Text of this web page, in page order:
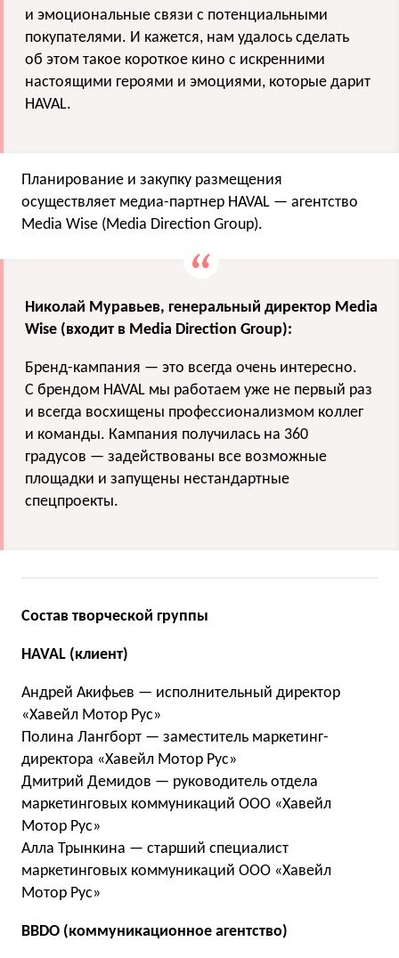
и эмоциональные связи с потенциальными
покупателями. И кажется, нам удалось сделать
об этом такое короткое кино с искренними
настоящими героями и эмоциями, которые дарит
HAVAL.
Планирование и закупку размещения
осуществляет медиа-партнер HAVAL — агентство
Media Wise (Media Direction Group).
Николай Муравьев, генеральный директор Media
Wise (входит в Media Direction Group):
Бренд-кампания — это всегда очень интересно.
С брендом HAVAL мы работаем уже не первый раз
и всегда восхищены профессионализмом коллег
и команды. Кампания получилась на 360
градусов — задействованы все возможные
площадки и запущены нестандартные
спецпроекты.
Состав творческой группы
HAVAL (клиент)
Андрей Акифьев — исполнительный директор
«Хавейл Мотор Рус»
Полина Лангборт — заместитель маркетинг-
директора «Хавейл Мотор Рус»
Дмитрий Демидов — руководитель отдела
маркетинговых коммуникаций ООО «Хавейл
Мотор Рус»
Алла Трынкина — старший специалист
маркетинговых коммуникаций ООО «Хавейл
Мотор Рус»
BBDO (коммуникационное агентство)